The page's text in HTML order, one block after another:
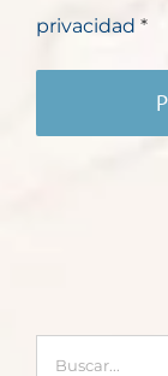
privacidad *